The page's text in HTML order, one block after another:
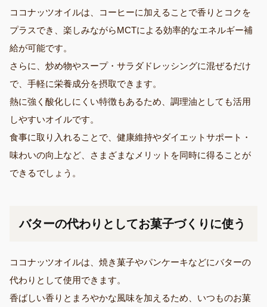
ココナッツオイルは、コーヒーに加えることで香りとコクを
プラスでき、楽しみながらMCTによる効率的なエネルギー補
給が可能です。
さらに、炒め物やスープ・サラダドレッシングに混ぜるだけ
で、手軽に栄養成分を摂取できます。
熱に強く酸化しにくい特徴もあるため、調理油としても活用
しやすいオイルです。
食事に取り入れることで、健康維持やダイエットサポート・
味わいの向上など、さまざまなメリットを同時に得ることが
できるでしょう。
バターの代わりとしてお菓子づくりに使う
ココナッツオイルは、焼き菓子やパンケーキなどにバターの
代わりとして使用できます。
香ばしい香りとまろやかな風味を加えるため、いつものお菓